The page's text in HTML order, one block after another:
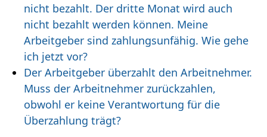
nicht bezahlt. Der dritte Monat wird auch
nicht bezahlt werden können. Meine
Arbeitgeber sind zahlungsunfähig. Wie gehe
ich jetzt vor?
Der Arbeitgeber überzahlt den Arbeitnehmer.
Muss der Arbeitnehmer zurückzahlen,
obwohl er keine Verantwortung für die
Überzahlung trägt?